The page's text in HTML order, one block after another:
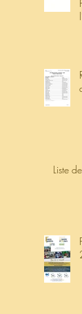
Liste